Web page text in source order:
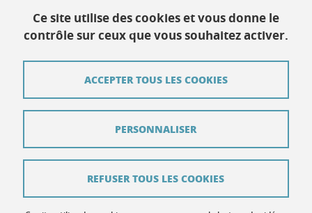
26000 Valence
Contact
Mentions légales
Contribuer
Ce site utilise des cookies et vous donne le
contrôle sur ceux que vous souhaitez activer.
ACCEPTER TOUS LES COOKIES
REFUSER TOUS LES COOKIES
PERSONNALISER